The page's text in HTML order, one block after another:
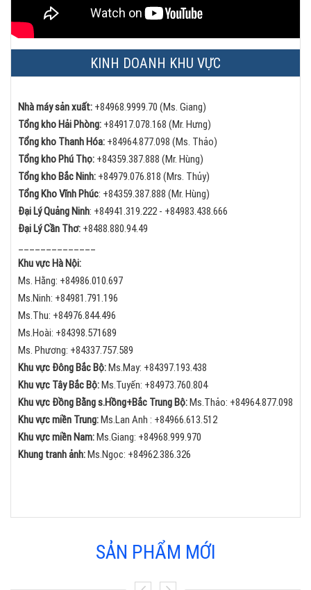
KINH DOANH KHU VỰC
Nhà máy sản xuất: +84968.9999.70 (Ms. Giang)
Tổng kho Hải Phòng: +84917.078.168 (Mr. Hưng)
Tổng kho Thanh Hóa: +84964.877.098 (Ms. Thảo)
Tổng kho Phú Thọ: +84359.387.888 (Mr. Hùng)
Tổng kho Bắc Ninh: +84979.076.818 (Mrs. Thủy)
Tổng Kho Vĩnh Phúc: +84359.387.888 (Mr. Hùng)
Đại Lý Quảng Ninh: +84941.319.222 - +84983.438.666
Đại Lý Cần Thơ: +8488.880.94.49
Khu vực Hà Nội:
Ms. Hằng: +84986.010.697
Ms.Ninh: +84981.791.196
Ms.Thu: +84976.844.496
Ms.Hoài: +84398.571689
Ms. Phương: +84337.757.589
Khu vực Đông Bắc Bộ: Ms.May: +84397.193.438
Khu vực Tây Bắc Bộ: Ms.Tuyến: +84973.760.804
Khu vực Đồng Bằng s.Hồng+Bắc Trung Bộ: Ms.Thảo: +84964.877.098
Khu vực miền Trung: Ms.Lan Anh : +84966.613.512
Khu vực miền Nam: Ms.Giang: +84968.999.970
Khung tranh ảnh: Ms.Ngọc: +84962.386.326
SẢN PHẨM MỚI